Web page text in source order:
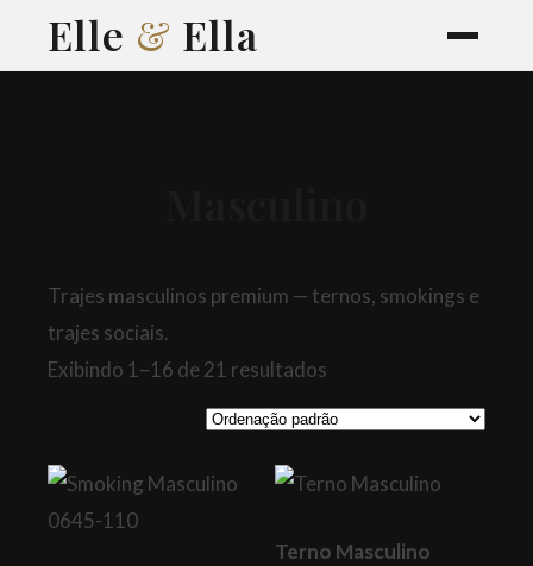
Elle & Ella
Trajes masculinos premium — ternos, smokings e
trajes sociais.
Exibindo 1–16 de 21 resultados
Terno Masculino